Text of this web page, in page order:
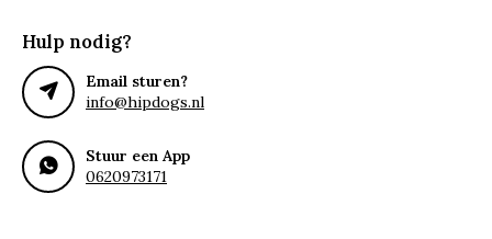
Hulp nodig?
Email sturen?
info@hipdogs.nl
Stuur een App
0620973171